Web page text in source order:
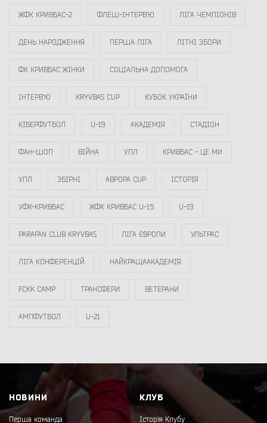
ЖФК КРИВБАС-2 ФЛЕШ-ІНТЕРВ`Ю ЛІГА ЧЕМПІОНІВ
ДЕНЬ НАРОДЖЕННЯ ПЕРША ЛІГА ЛІТНІ ЗБОРИ
ФК КРИВБАС ЖІНКИ СОЦІАЛЬНА ДОПОМОГА
ІНТЕРВ`Ю KRYVBAS CUP КУБОК УКРАЇНИ
КІБЕРФУТБОЛ U-19 АКАДЕМІЯ СТАДІОН
ФАН-ШОП ВІЙНА УПЛ КРИВБАС - ЦЕ МИ
УПЛ ЗБІРНІ АВРОРА CUP ІСТОРІЯ
УФК-КРИВБАС ЖФК КРИВБАС U-15 U-19
PARAFAN CLUB KRYVBAS ЛІГА ЄВРОПИ УЛЬТРАС
ЛІГА КОНФЕРЕНЦІЙ НАЙКРАЩААКАДЕМІЯ
FCKK CAMP ТРАНСФЕРИ ВЕТЕРАНИ
АМПФУТБОЛ U-21
НОВИНИ
Перша команда
КЛУБ
Історія Клубу